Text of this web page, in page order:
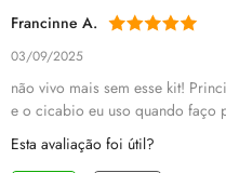
Francinne A.
03/09/2025
não vivo mais sem esse kit!
e o cicabio eu uso quando faço
Esta avaliação foi útil?